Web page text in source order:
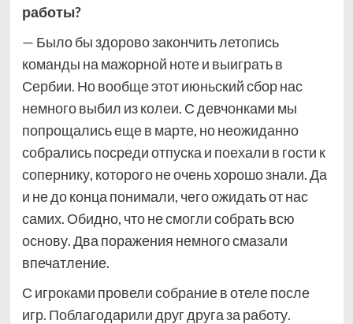
работы?
— Было бы здорово закончить летопись
команды на мажорной ноте и выиграть в
Сербии. Но вообще этот июньский сбор нас
немного выбил из колеи. С девчонками мы
попрощались еще в марте, но неожиданно
собрались посреди отпуска и поехали в гости к
сопернику, которого не очень хорошо знали. Да
и не до конца понимали, чего ожидать от нас
самих. Обидно, что не смогли собрать всю
основу. Два поражения немного смазали
впечатление.
С игроками провели собрание в отеле после
игр. Поблагодарили друг друга за работу.